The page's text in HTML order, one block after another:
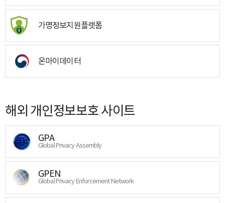
가명정보지원플랫폼
온마이데이터
해외 개인정보보호 사이트
GPA
Global Privacy Assembly
GPEN
Global Privacy Enforcement Network